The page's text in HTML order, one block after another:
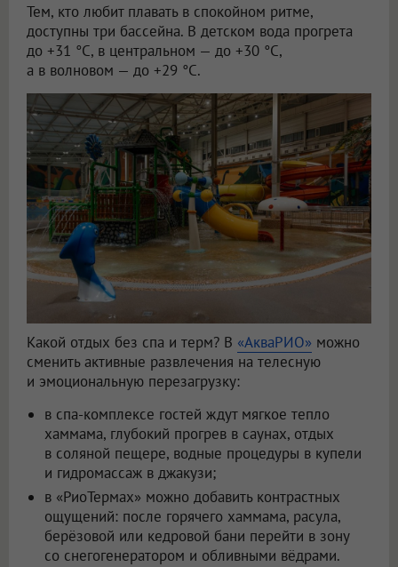
Тем, кто любит плавать в спокойном ритме,
доступны три бассейна. В детском вода прогрета
до +31 °C, в центральном — до +30 °C,
а в волновом — до +29 °C.
Какой отдых без спа и терм? В «АкваРИО» можно
сменить активные развлечения на телесную
и эмоциональную перезагрузку:
в спа-комплексе гостей ждут мягкое тепло
хаммама, глубокий прогрев в саунах, отдых
в соляной пещере, водные процедуры в купели
и гидромассаж в джакузи;
в «РиоТермах» можно добавить контрастных
ощущений: после горячего хаммама, расула,
берёзовой или кедровой бани перейти в зону
со снегогенератором и обливными вёдрами.